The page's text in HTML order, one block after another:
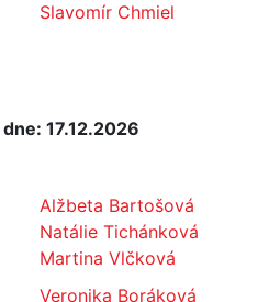
Slavomír Chmiel
17.12.2026
Alžbeta Bartošová
Natálie Tichánková
Martina Vlčková
Veronika Boráková